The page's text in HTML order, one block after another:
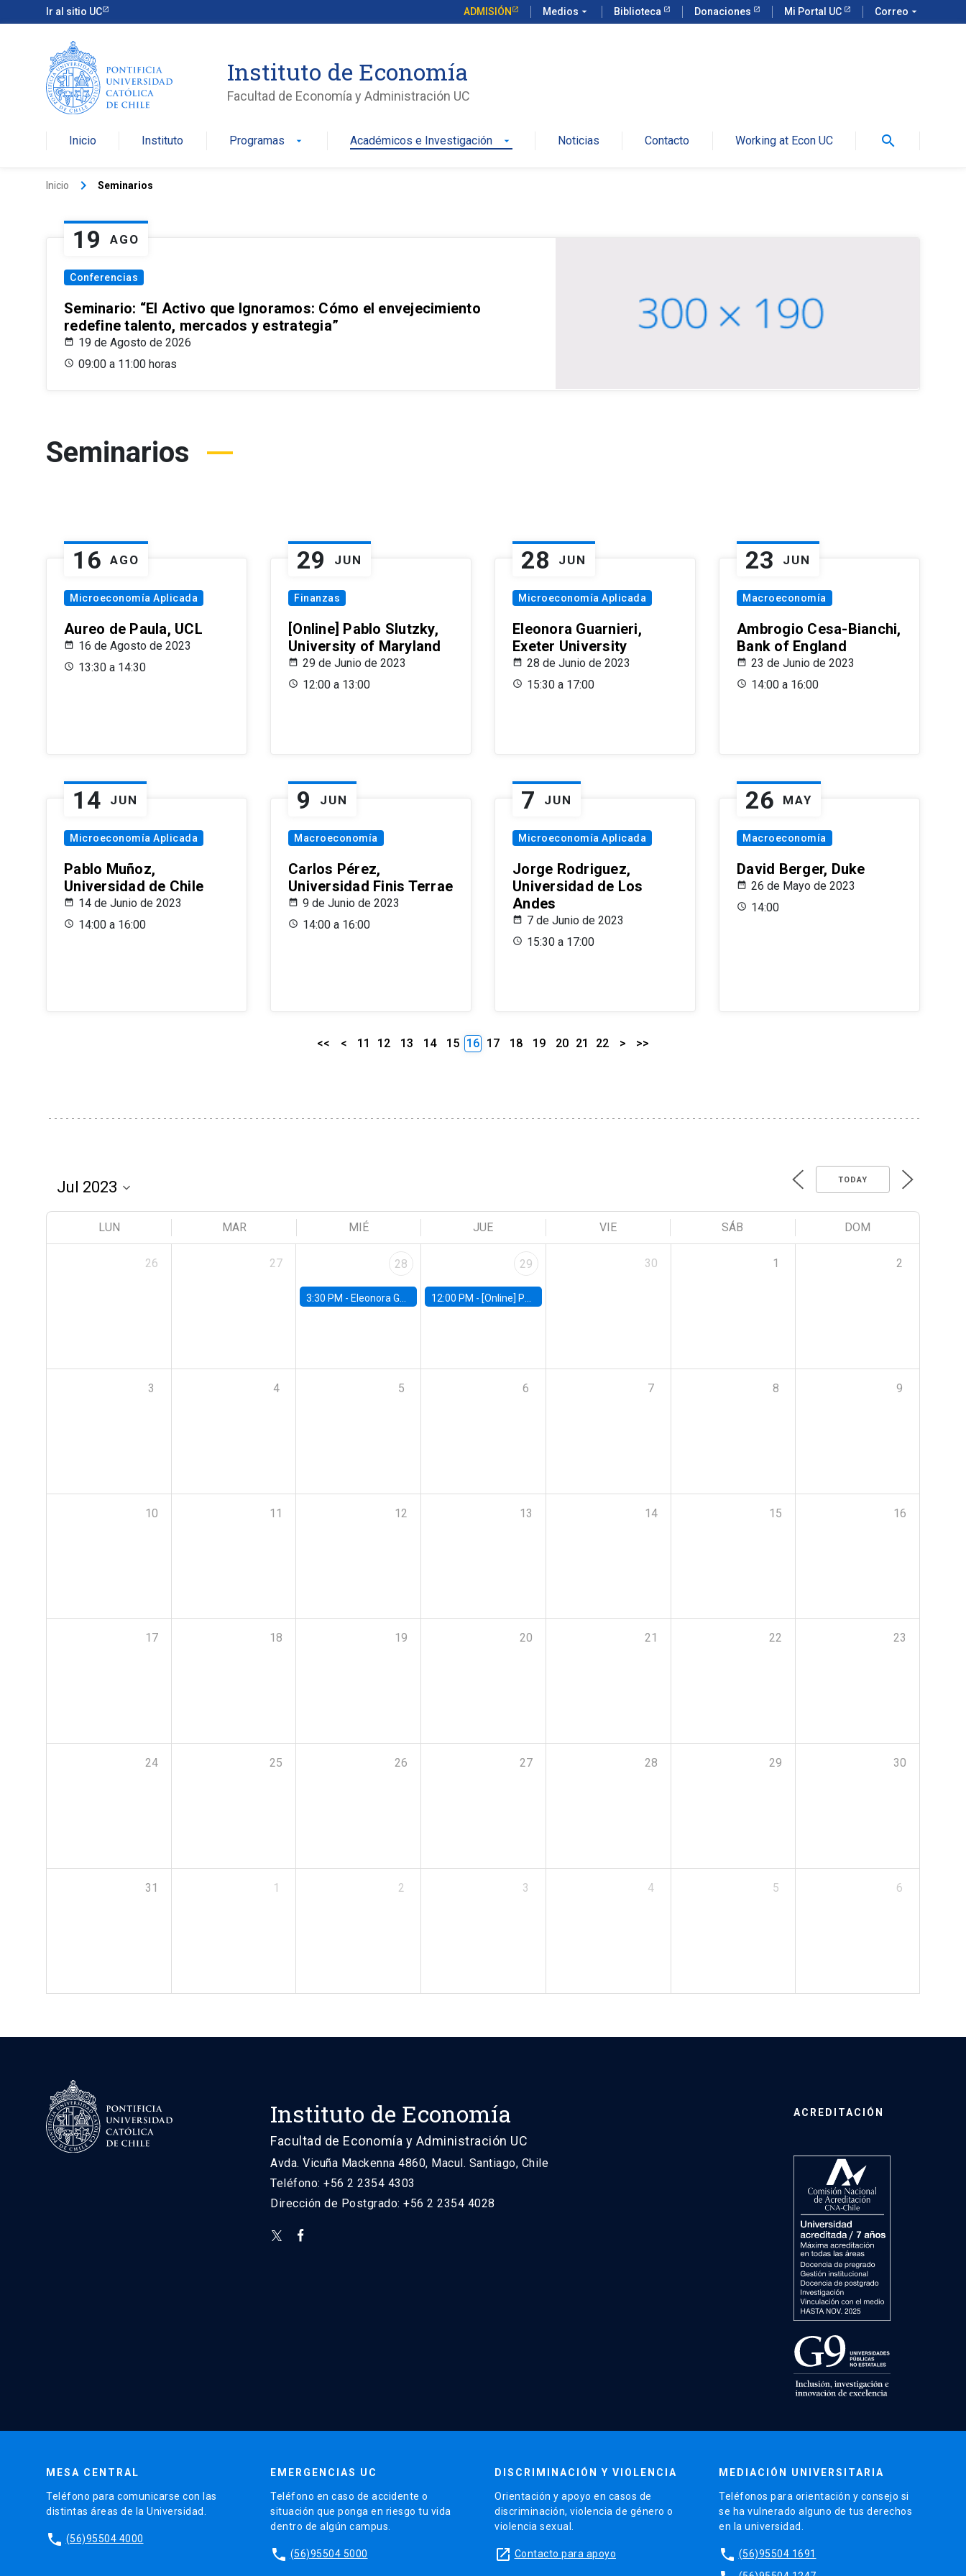
Ir al sitio UC ADMISIÓN Medios arrow_drop_down Biblioteca Donaciones Mi Portal UC Correo arrow_drop_down
Instituto de Economía
Facultad de Economía y Administración UC
Inicio Instituto Programas arrow_drop_down Académicos e Investigación arrow_drop_down Noticias Contacto Working at Econ UC search
Inicio keyboard_arrow_right Seminarios
19 AGO
Conferencias
Seminario: “El Activo que Ignoramos: Cómo el envejecimiento
redefine talento, mercados y estrategia”
19 de Agosto de 2026
09:00 a 11:00 horas
Seminarios
16 AGO
Microeconomía Aplicada
Aureo de Paula, UCL
16 de Agosto de 2023
13:30 a 14:30
29 JUN
Finanzas
[Online] Pablo Slutzky,
University of Maryland
29 de Junio de 2023
12:00 a 13:00
28 JUN
Microeconomía Aplicada
Eleonora Guarnieri,
Exeter University
28 de Junio de 2023
15:30 a 17:00
23 JUN
Macroeconomía
Ambrogio Cesa-Bianchi,
Bank of England
23 de Junio de 2023
14:00 a 16:00
14 JUN
Microeconomía Aplicada
Pablo Muñoz,
Universidad de Chile
14 de Junio de 2023
14:00 a 16:00
9 JUN
Macroeconomía
Carlos Pérez,
Universidad Finis Terrae
9 de Junio de 2023
14:00 a 16:00
7 JUN
Microeconomía Aplicada
Jorge Rodriguez,
Universidad de Los
Andes
7 de Junio de 2023
15:30 a 17:00
26 MAY
Macroeconomía
David Berger, Duke
26 de Mayo de 2023
14:00
<< < 11 12 13 14 15 16 17 18 19 20 21 22 > >>
TODAY
LUN MAR MIÉ JUE VIE SÁB DOM
26 27 28
3:30 PM - Eleonora Guarnieri, Exeter University
29
12:00 PM - [Online] Pablo Slutzky, University of Maryland
30 1 2
3 4 5 6 7 8 9
10 11 12 13 14 15 16
17 18 19 20 21 22 23
24 25 26 27 28 29 30
31 1 2 3 4 5 6
Instituto de Economía
Facultad de Economía y Administración UC
Avda. Vicuña Mackenna 4860, Macul. Santiago, Chile
Teléfono: +56 2 2354 4303
Dirección de Postgrado: +56 2 2354 4028
ACREDITACIÓN
MESA CENTRAL
Teléfono para comunicarse con las
distintas áreas de la Universidad.
phone (56)95504 4000
EMERGENCIAS UC
Teléfono en caso de accidente o
situación que ponga en riesgo tu vida
dentro de algún campus.
phone (56)95504 5000
DISCRIMINACIÓN Y VIOLENCIA
Orientación y apoyo en casos de
discriminación, violencia de género o
violencia sexual.
launch Contacto para apoyo
MEDIACIÓN UNIVERSITARIA
Teléfonos para orientación y consejo si
se ha vulnerado alguno de tus derechos
en la universidad.
phone (56)95504 1691